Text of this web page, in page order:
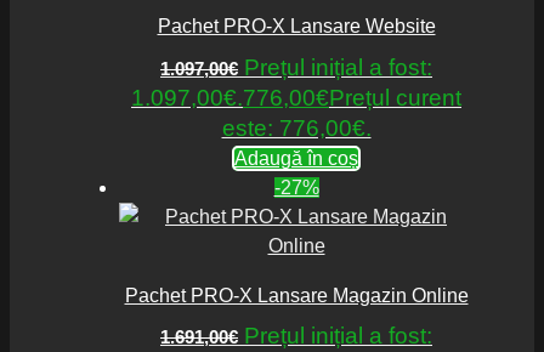
Pachet PRO-X Lansare Website
1.097,00€ Prețul inițial a fost:
1.097,00€.776,00€Prețul curent
este: 776,00€.
Adaugă în coș
-27%
Pachet PRO-X Lansare Magazin Online
1.691,00€ Prețul inițial a fost: